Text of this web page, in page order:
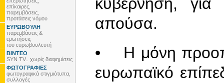
επίκαιρες,
παρεμβάσεις,
προτάσεις νόμου
ΕΥΡΩΒΟΥΛΗ
παρεμβάσεις &
ερωτήσεις
του ευρωβουλευτή
ΒΙΝΤΕΟ
SYN TV.. χωρίς διαφημίσεις
ΦΩΤΟΓΡΑΦΙΕΣ
φωτογραφικά στιγμιότυπα,
συλλογές
απούσα.
• Η μόνη
ευρωπαϊκό